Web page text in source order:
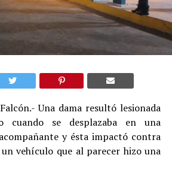
Una dama resultó lesionada
cuando se desplazaba en una
y ésta impactó contra
vehículo que al parecer hizo una